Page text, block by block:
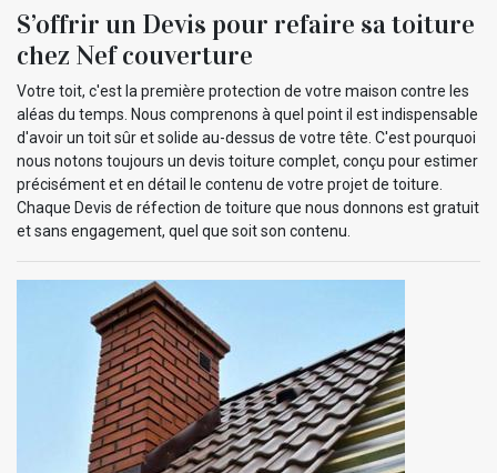
S’offrir un Devis pour refaire sa toiture
chez Nef couverture
Votre toit, c'est la première protection de votre maison contre les
aléas du temps. Nous comprenons à quel point il est indispensable
d'avoir un toit sûr et solide au-dessus de votre tête. C'est pourquoi
nous notons toujours un devis toiture complet, conçu pour estimer
précisément et en détail le contenu de votre projet de toiture.
Chaque Devis de réfection de toiture que nous donnons est gratuit
et sans engagement, quel que soit son contenu.